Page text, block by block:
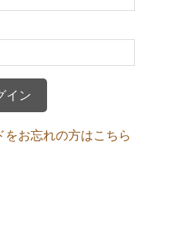
をお忘れの方はこちら